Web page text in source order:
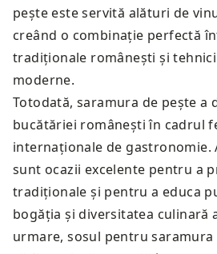
pește este servită alături de
creând o combinație perfectă
tradiționale românești și
moderne.
Totodată, saramura de pește a
bucătăriei românești în cadrul
internaționale de gastronomie.
sunt ocazii excelente pentru a
tradiționale și pentru a educa
bogăția și diversitatea culinară
urmare, sosul pentru